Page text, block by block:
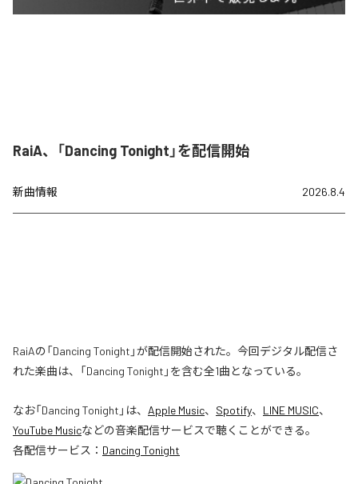
RaiA、「Dancing Tonight」を配信開始
新曲情報 2026.8.4
RaiAの「Dancing Tonight」が配信開始された。今回デジタル配信さ
れた楽曲は、「Dancing Tonight」を含む全1曲となっている。
なお「Dancing Tonight 」は、 Apple Music、 Spotify、 LINE MUSIC、
YouTube Musicなどの音楽配信サービスで聴くことができる。
各配信サービス： Dancing Tonight